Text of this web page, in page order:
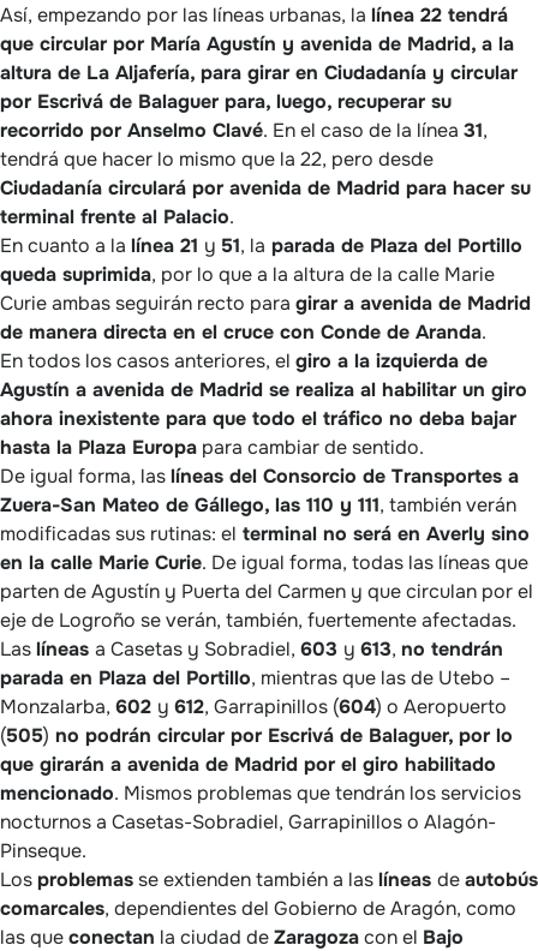
Así, empezando por las líneas urbanas, la línea 22 tendrá
que circular por María Agustín y avenida de Madrid, a la
altura de La Aljafería, para girar en Ciudadanía y circular
por Escrivá de Balaguer para, luego, recuperar su
recorrido por Anselmo Clavé. En el caso de la línea 31,
tendrá que hacer lo mismo que la 22, pero desde
Ciudadanía circulará por avenida de Madrid para hacer su
terminal frente al Palacio.
En cuanto a la línea 21 y 51, la parada de Plaza del Portillo
queda suprimida, por lo que a la altura de la calle Marie
Curie ambas seguirán recto para girar a avenida de Madrid
de manera directa en el cruce con Conde de Aranda.
En todos los casos anteriores, el giro a la izquierda de
Agustín a avenida de Madrid se realiza al habilitar un giro
ahora inexistente para que todo el tráfico no deba bajar
hasta la Plaza Europa para cambiar de sentido.
De igual forma, laslíneas del Consorcio de Transportes a
Zuera-San Mateo de Gállego, las 110 y 111, también verán
modificadas sus rutinas: el terminal no será en Averly sino
en la calle Marie Curie. De igual forma, todas las líneas que
parten de Agustín y Puerta del Carmen y que circulan por el
eje de Logroño se verán, también, fuertemente afectadas.
Laslíneas a Casetas y Sobradiel, 603 y 613, no tendrán
parada en Plaza del Portillo, mientras que las de Utebo –
Monzalarba, 602 y 612, Garrapinillos (604) o Aeropuerto
(505) no podrán circular por Escrivá de Balaguer, por lo
que girarán a avenida de Madrid por el giro habilitado
mencionado. Mismos problemas que tendrán los servicios
nocturnos a Casetas-Sobradiel, Garrapinillos o Alagón-
Pinseque.
Losproblemas se extienden también a laslíneas deautobús
comarcales, dependientes del Gobierno de Aragón, como
las queconectan la ciudad deZaragozacon el Bajo